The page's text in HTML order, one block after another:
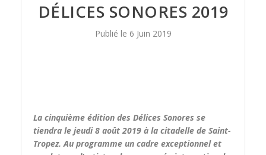
DÉLICES SONORES 2019
6 Juin 2019
La cinquième édition des Délices Sonores se
tiendra le jeudi 8 août 2019 à la citadelle de Saint-
Tropez. Au programme un cadre exceptionnel et